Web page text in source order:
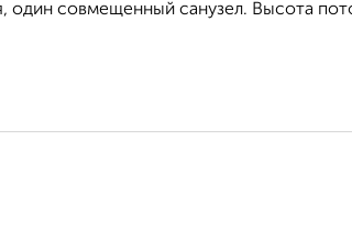
один совмещенный санузел. Высота